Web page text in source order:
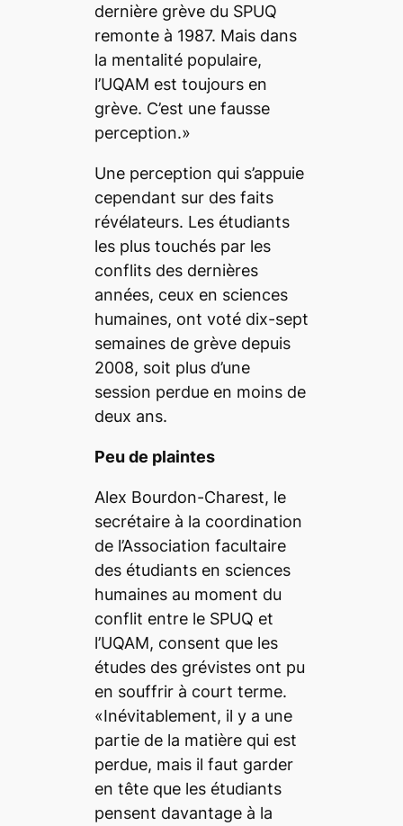
dernière grève du SPUQ
remonte à 1987. Mais dans
la mentalité populaire,
l’UQAM est toujours en
grève. C’est une fausse
perception.»
Une perception qui s’appuie
cependant sur des faits
révélateurs. Les étudiants
les plus touchés par les
conflits des dernières
années, ceux en sciences
humaines, ont voté dix-sept
semaines de grève depuis
2008, soit plus d’une
session perdue en moins de
deux ans.
Peu de plaintes
Alex Bourdon-Charest, le
secrétaire à la coordination
de l’Association facultaire
des étudiants en sciences
humaines au moment du
conflit entre le SPUQ et
l’UQAM, consent que les
études des grévistes ont pu
en souffrir à court terme.
«Inévitablement, il y a une
partie de la matière qui est
perdue, mais il faut garder
en tête que les étudiants
pensent davantage à la